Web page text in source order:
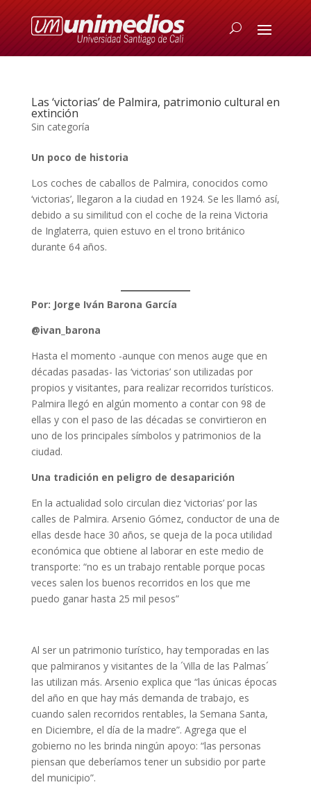
Las ‘victorias’ de Palmira, patrimonio cultural en
extinción
Sin categoría
Un poco de historia
Los coches de caballos de Palmira, conocidos como
‘victorias’, llegaron a la ciudad en 1924. Se les llamó así,
debido a su similitud con el coche de la reina Victoria
de Inglaterra, quien estuvo en el trono británico
durante 64 años.
Por: Jorge Iván Barona García
@ivan_barona
Hasta el momento -aunque con menos auge que en
décadas pasadas- las ‘victorias’ son utilizadas por
propios y visitantes, para realizar recorridos turísticos.
Palmira llegó en algún momento a contar con 98 de
ellas y con el paso de las décadas se convirtieron en
uno de los principales símbolos y patrimonios de la
ciudad.
Una tradición en peligro de desaparición
En la actualidad solo circulan diez ‘victorias’ por las
calles de Palmira. Arsenio Gómez, conductor de una de
ellas desde hace 30 años, se queja de la poca utilidad
económica que obtiene al laborar en este medio de
transporte: “no es un trabajo rentable porque pocas
veces salen los buenos recorridos en los que me
puedo ganar hasta 25 mil pesos”
Al ser un patrimonio turístico, hay temporadas en las
que palmiranos y visitantes de la ´Villa de las Palmas´
las utilizan más. Arsenio explica que “las únicas épocas
del año en que hay más demanda de trabajo, es
cuando salen recorridos rentables, la Semana Santa,
en Diciembre, el día de la madre”. Agrega que el
gobierno no les brinda ningún apoyo: “las personas
piensan que deberíamos tener un subsidio por parte
del municipio”.